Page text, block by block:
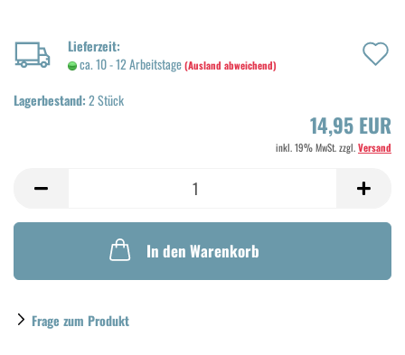
Lieferzeit:
ca. 10 - 12 Arbeitstage(Ausland abweichend)
Lagerbestand:2Stück
14,95 EUR
inkl. 19% MwSt. zzgl.Versand
In den Warenkorb
Frage zum Produkt